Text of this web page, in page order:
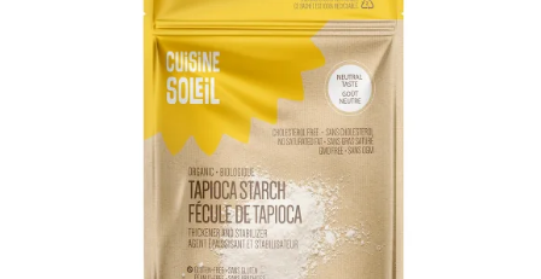
AJOUTER AU PANIER DÉTAILS